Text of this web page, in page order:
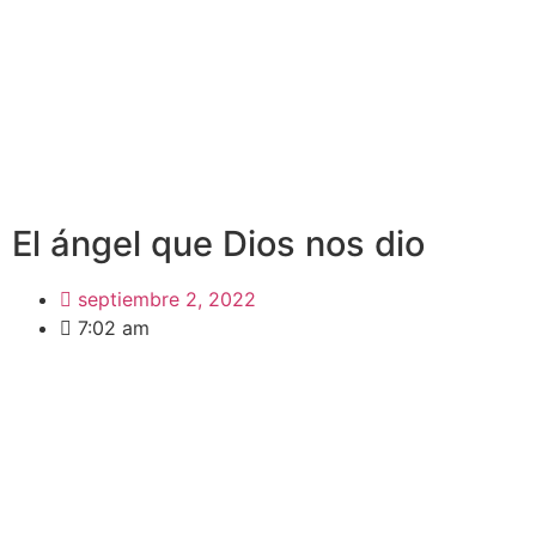
El ángel que Dios nos dio
septiembre 2, 2022
7:02 am